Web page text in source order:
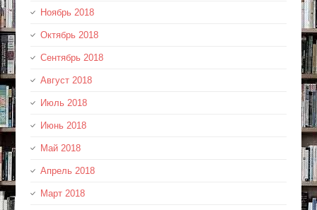
Ноябрь 2018
Октябрь 2018
Сентябрь 2018
Август 2018
Июль 2018
Июнь 2018
Май 2018
Апрель 2018
Март 2018